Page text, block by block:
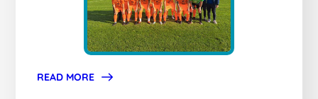
READ MORE